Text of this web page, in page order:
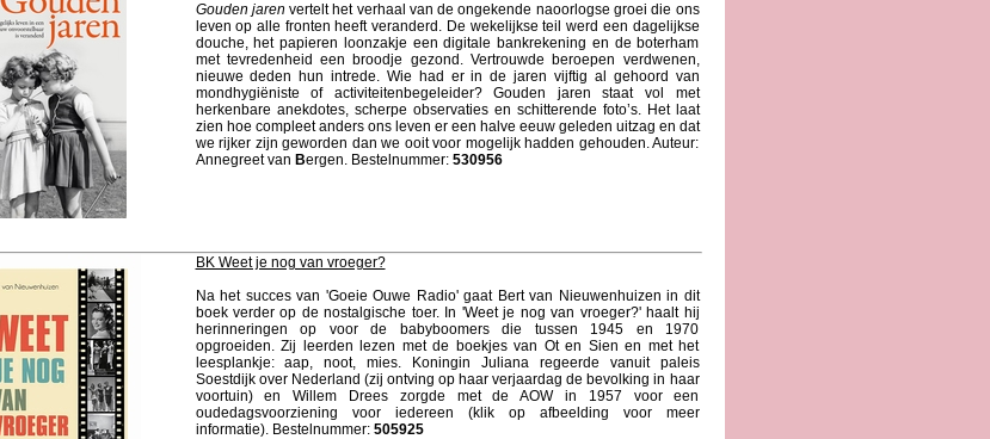
Gouden jaren vertelt het verhaal van de ongekende naoorlogse groei die ons
leven op alle fronten heeft veranderd. De wekelijkse teil werd een dagelijkse
douche, het papieren loonzakje een digitale bankrekening en de boterham
met tevredenheid een broodje gezond. Vertrouwde beroepen verdwenen,
nieuwe deden hun intrede. Wie had er in de jaren vijftig al gehoord van
mondhygiëniste of activiteitenbegeleider? Gouden jaren staat vol met
herkenbare anekdotes, scherpe observaties en schitterende foto’s. Het laat
zien hoe compleet anders ons leven er een halve eeuw geleden uitzag en dat
we rijker zijn geworden dan we ooit voor mogelijk hadden gehouden. Auteur:
Annegreet van Bergen. Bestelnummer: 530956
BK Weet je nog van vroeger?
Na het succes van 'Goeie Ouwe Radio' gaat Bert van Nieuwenhuizen in dit
boek verder op de nostalgische toer. In 'Weet je nog van vroeger?' haalt hij
herinneringen op voor de babyboomers die tussen 1945 en 1970
opgroeiden. Zij leerden lezen met de boekjes van Ot en Sien en met het
leesplankje: aap, noot, mies. Koningin Juliana regeerde vanuit paleis
Soestdijk over Nederland (zij ontving op haar verjaardag de bevolking in haar
voortuin) en Willem Drees zorgde met de AOW in 1957 voor een
oudedagsvoorziening voor iedereen (klik op afbeelding voor meer
informatie). Bestelnummer: 505925